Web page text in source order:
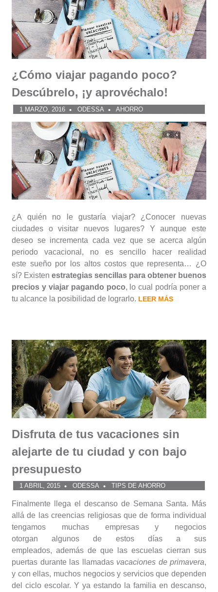
¿Cómo viajar pagando poco?
Descúbrelo, ¡y aprovéchalo!
1 MARZO, 2016 ODESSA AHORRO
¿A quién no le gustaría viajar? ¿Conocer nuevas
ciudades o visitar nuevos lugares? Y aunque este
deseo se incrementa cada vez que se acerca algún
periodo vacacional, no es sencillo hacer realidad
este sueño por los altos costos que representa… ¿O
sí? Existen estrategias sencillas para obtener buenos
precios y viajar pagando poco, lo cual podría poner a
tu alcance la posibilidad de lograrlo. LEER MÁS
Disfruta de tus vacaciones sin
alejarte de tu ciudad y con bajo
presupuesto
1 ABRIL, 2015 ODESSA TIPS DE AHORRO
Finalmente llega el descanso de Semana Santa. Más
allá de las creencias religiosas que de forma individual
tengamos muchas empresas y negocios
otorgan algunos de estos días a sus
empleados, además de que las escuelas cierran sus
puertas durante las llamadas vacaciones de primavera,
y con ellas, muchos negocios y servicios que dependen
del ciclo escolar. Y ya estando la familia en descanso,